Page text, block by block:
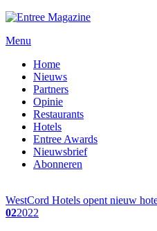
Menu
Home
Nieuws
Partners
Opinie
Restaurants
Hotels
Entree Awards
Nieuwsbrief
Abonneren
WestCord Hotels opent nieuw
022022